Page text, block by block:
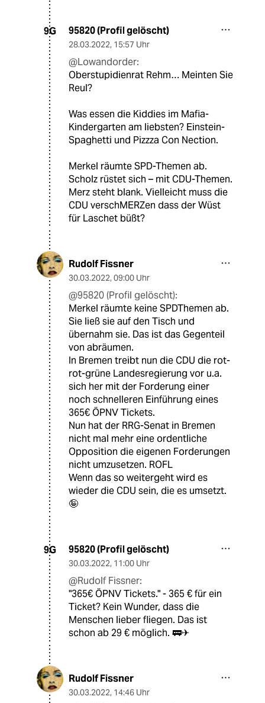
9G 95820 (Profil gelöscht)
28.03.2022, 15:57 Uhr
@Lowandorder:
Oberstupidienrat Rehm… Meinten Sie
Reul?
Was essen die Kiddies im Mafia-
Kindergarten am liebsten? Einstein-
Spaghetti und Pizzza Con Nection.
Merkel räumte SPD-Themen ab.
Scholz rüstet sich – mit CDU-Themen.
Merz steht blank. Vielleicht muss die
CDU verschMERZen dass der Wüst
für Laschet büßt?
Rudolf Fissner
30.03.2022, 09:00 Uhr
@95820 (Profil gelöscht):
Merkel räumte keine SPDThemen ab.
Sie ließ sie auf den Tisch und
übernahm sie. Das ist das Gegenteil
von abräumen.
In Bremen treibt nun die CDU die rot-
rot-grüne Landesregierung vor u.a.
sich her mit der Forderung einer
noch schnelleren Einführung eines
365€ ÖPNV Tickets.
Nun hat der RRG-Senat in Bremen
nicht mal mehr eine ordentliche
Opposition die eigenen Forderungen
nicht umzusetzen. ROFL
Wenn das so weitergeht wird es
wieder die CDU sein, die es umsetzt.
🤪
9G 95820 (Profil gelöscht)
30.03.2022, 11:00 Uhr
@Rudolf Fissner:
"365€ ÖPNV Tickets." - 365 € für ein
Ticket? Kein Wunder, dass die
Menschen lieber fliegen. Das ist
schon ab 29 € möglich. 🚃✈
Rudolf Fissner
30.03.2022, 14:46 Uhr